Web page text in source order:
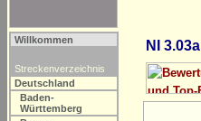
Willkommen
Streckenverzeichnis
Deutschland
Baden-
Württemberg
NI 3.03a